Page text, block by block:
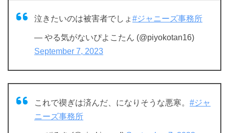
泣きたいのは被害者でしょ #ジャニーズ事務所
— やる気がないぴよこたん (@piyokotan16)
September 7, 2023
これで禊ぎは済んだ、になりそうな悪寒。 #ジャ
ニーズ事務所